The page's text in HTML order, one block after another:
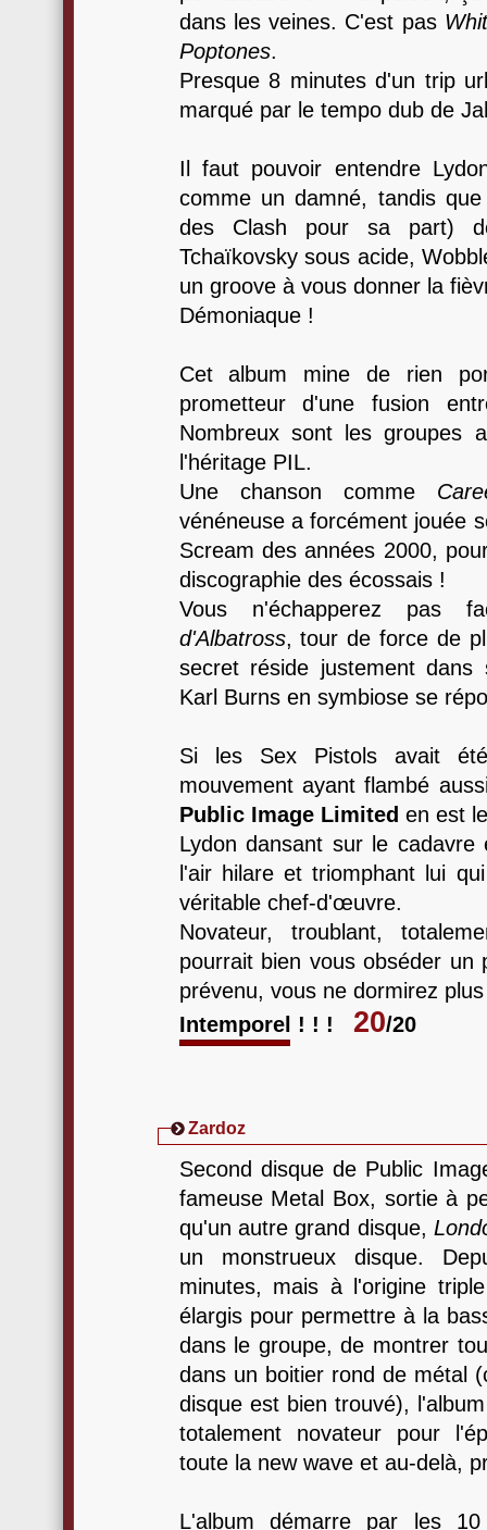
dans les veines. C'est pas
Poptones.
Presque 8 minutes d'un trip
marqué par le tempo dub de
Il faut pouvoir entendre
comme un damné, tandis
des Clash pour sa part)
Tchaïkovsky sous acide,
un groove à vous donner la
Démoniaque !
Cet album mine de rien
prometteur d'une fusion
Nombreux sont les groupes
l'héritage PIL.
Une chanson comme
vénéneuse a forcément jouée
Scream des années 2000,
discographie des écossais !
Vous n'échapperez pas
d'Albatross, tour de force de
secret réside justement dans
Karl Burns en symbiose se
Si les Sex Pistols avait
mouvement ayant flambé
Public Image Limited en est
Lydon dansant sur le
l'air hilare et triomphant lui
véritable chef-d'œuvre.
Novateur, troublant,
pourrait bien vous obséder un
prévenu, vous ne dormirez
Intemporel ! ! !
20/20
Zardoz
Second disque de Public
fameuse Metal Box, sortie à
qu'un autre grand disque,
un monstrueux disque.
minutes, mais à l'origine
élargis pour permettre à la
dans le groupe, de montrer
dans un boitier rond de métal
disque est bien trouvé),
totalement novateur pour
toute la new wave et au-delà,
L'album démarre par les